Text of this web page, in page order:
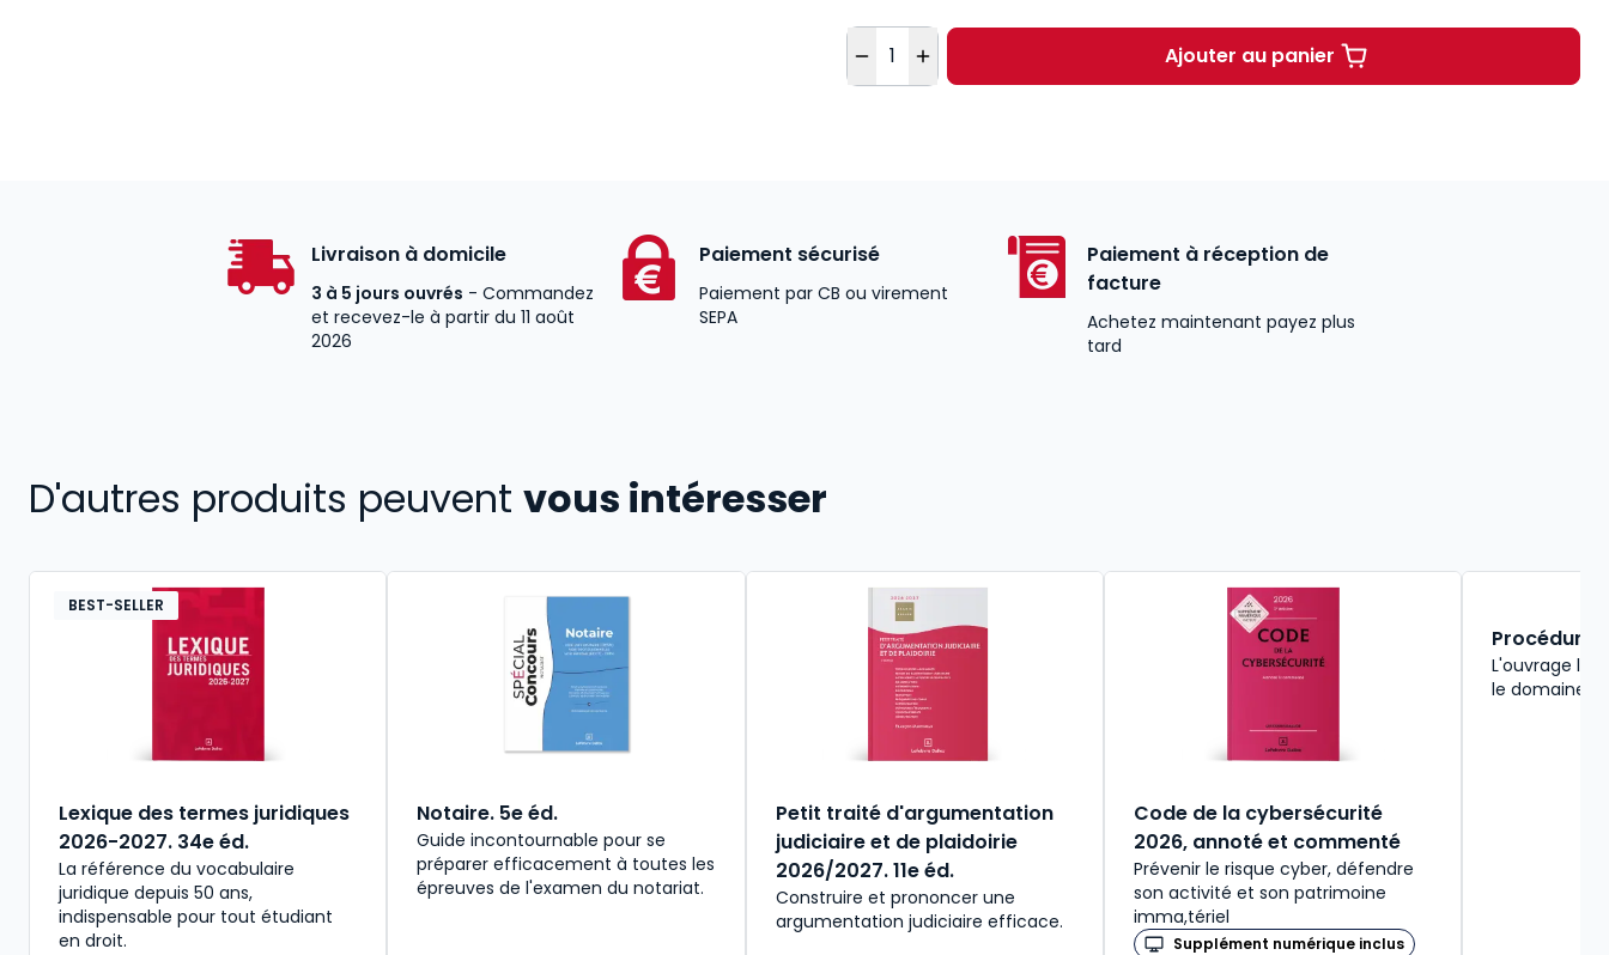
Quantité
Ajouter au panierInstitutions juridictionnelles. 1ère
Livraison à domicile
3 à 5 jours ouvrés - Commandez
et recevez-le à partir du 11 août
2026
Paiement sécurisé
Paiement par CB ou virement
SEPA
Paiement à réception de
facture
Achetez maintenant payez plus
tard
D'autres produits peuvent vous intéresser
BEST-SELLER
Lexique des termes juridiques
2026-2027. 34e éd.
La référence du vocabulaire
juridique depuis 50 ans,
indispensable pour tout étudiant
en droit.​
Notaire. 5e éd.
Guide incontournable pour se
préparer efficacement à toutes les
épreuves de l'examen du notariat.
Petit traité d'argumentation
judiciaire et de plaidoirie
2026/2027. 11e éd.
Construire et prononcer une
argumentation judiciaire efficace.
Code de la cybersécurité
2026, annoté et commenté
Prévenir le risque cyber, défendre
son activité et son patrimoine
imma,tériel
Supplément numérique inclus
Procédure
L'ouvrage le
le domaine